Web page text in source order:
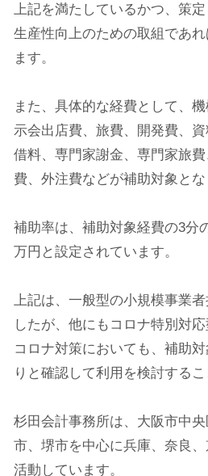
上記を満たしているかつ、策
生産性向上のための取組であ
ます。
また、具体的な経費として、
示会出店費、旅費、開発費、資
借料、専門家謝金、専門家旅
費、外注費などが補助対象とな
補助率は、補助対象経費の3分
万円と設定されています。
上記は、一般型の小規模事業
したが、他にもコロナ特別対応
コロナ対策においても、補助
りと確認して利用を検討するこ
杉田会計事務所は、大阪市中
市、堺市を中心に兵庫、奈良
活動しています。